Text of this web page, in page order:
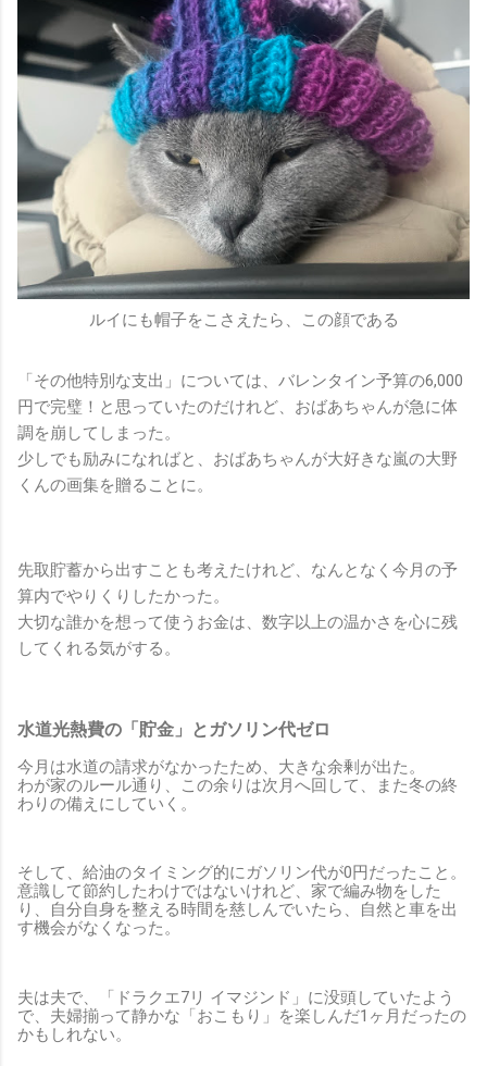
ルイにも帽子をこさえたら、この顔である
「その他特別な支出」については、バレンタイン予算の6,000
円で完璧！と思っていたのだけれど、おばあちゃんが急に体
調を崩してしまった。
少しでも励みになればと、おばあちゃんが大好きな嵐の大野
くんの画集を贈ることに。
先取貯蓄から出すことも考えたけれど、なんとなく今月の予
算内でやりくりしたかった。
大切な誰かを想って使うお金は、数字以上の温かさを心に残
してくれる気がする。
水道光熱費の「貯金」とガソリン代ゼロ
今月は水道の請求がなかったため、大きな余剰が出た。
わが家のルール通り、この余りは次月へ回して、また冬の終
わりの備えにしていく。
そして、給油のタイミング的にガソリン代が0円だったこと。
意識して節約したわけではないけれど、家で編み物をした
り、自分自身を整える時間を慈しんでいたら、自然と車を出
す機会がなくなった。
夫は夫で、「ドラクエ7リ イマジンド」に没頭していたよう
で、夫婦揃って静かな「おこもり」を楽しんだ1ヶ月だったの
かもしれない。